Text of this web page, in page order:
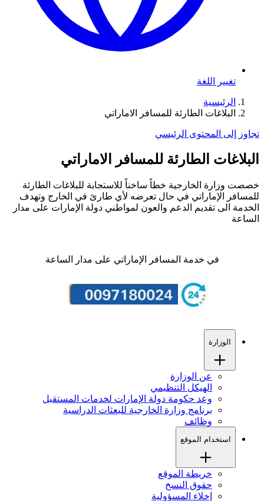
تغيير اللغة
الرئيسية
البلاغات الطارئة للمسافر الاماراتي
تجاوز إلى المحتوى الرئيسي
البلاغات الطارئة للمسافر الاماراتي
خصصت وزارة الخارجية خطاً ساخناً للاستجابة للبلاغات الطارئة
للمسافر الإماراتي في حال تعرضه لأي طارئ في الخارج وتهدف
الخدمة الى تقديم الدعم والعون لمواطني دولة الإمارات على مدار
الساعة
في خدمة المسافر الإماراتي على مدار الساعة
الوزارة
عن الوزارة
الهيكل التنظيمي
وعد حكومة دولة الإمارات لخدمات المستقبل
برنامج وزارة الخارجية للبعثات الدراسية
وظائف
استخدام الموقع
خريطة الموقع
حقوق النسخ
إخلاء المسؤولية